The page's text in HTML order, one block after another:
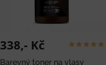
338,- Kč
Barevný toner na vlasy